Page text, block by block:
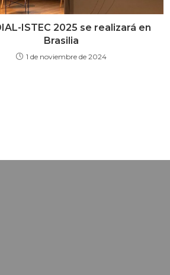
ISTEC 2025 se realizará en
Brasilia
1 de noviembre de 2024